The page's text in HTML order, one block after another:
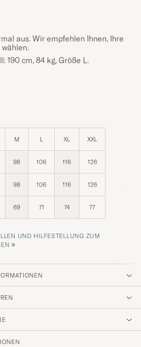
aus. Wir empfehlen Ihnen, Ihre
190 cm, 84 kg, Größe L.
M L XL XXL
98 106 116 126
98 106 116 126
69 71 74 77
UND HILFESTELLUNG ZUM R
»